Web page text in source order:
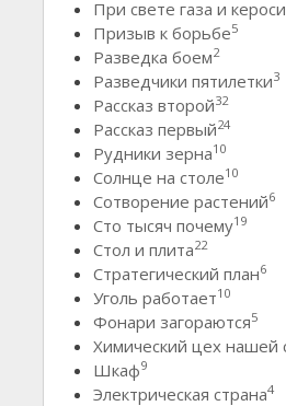
При свете газа и
Призыв к борьбе5
Разведка боем2
Разведчики пятилетки3
Рассказ второй32
Рассказ первый24
Рудники зерна10
Солнце на столе10
Сотворение растений6
Сто тысяч почему19
Стол и плита22
Стратегический план6
Уголь работает10
Фонари загораются5
Химический цех нашей
Шкаф9
Электрическая страна4